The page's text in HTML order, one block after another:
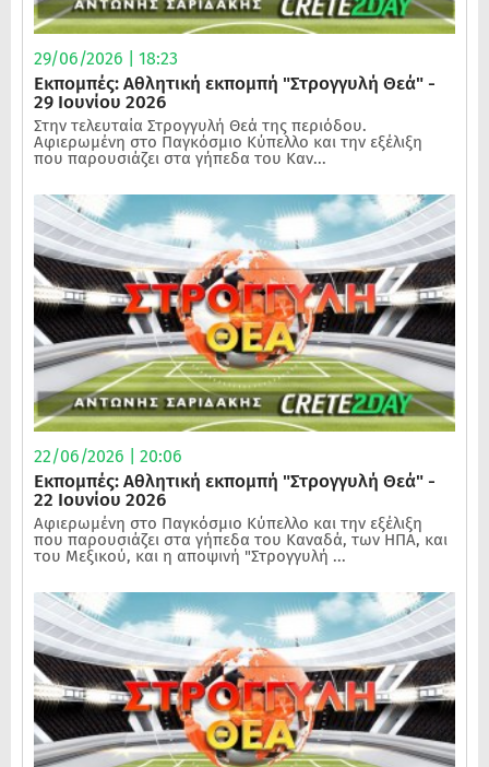
29/06/2026 | 18:23
Εκπομπές: Αθλητική εκπομπή "Στρογγυλή Θεά" -
29 Ιουνίου 2026
Στην τελευταία Στρογγυλή Θεά της περιόδου.
Αφιερωμένη στο Παγκόσμιο Κύπελλο και την εξέλιξη
που παρουσιάζει στα γήπεδα του Καν...
22/06/2026 | 20:06
Εκπομπές: Αθλητική εκπομπή "Στρογγυλή Θεά" -
22 Ιουνίου 2026
Αφιερωμένη στο Παγκόσμιο Κύπελλο και την εξέλιξη
που παρουσιάζει στα γήπεδα του Καναδά, των ΗΠΑ, και
του Μεξικού, και η αποψινή "Στρογγυλή ...